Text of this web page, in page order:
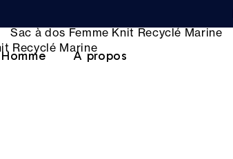
Homme A propos